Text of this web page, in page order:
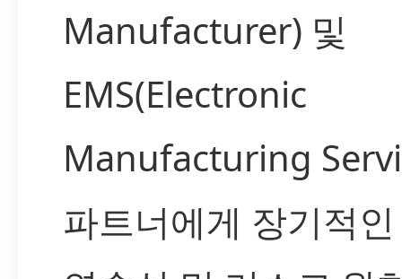
Manufacturer) 및
EMS(Electronic
Manufacturing
파트너에게 장기적